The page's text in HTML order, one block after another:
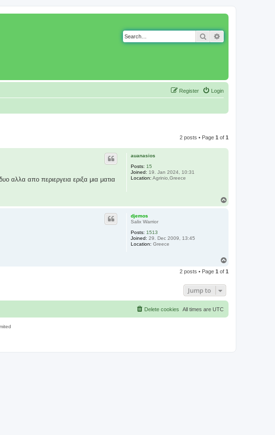
Search
Login
Register
2 posts • Page 1 of 1
auanasios
Posts: 15
Joined: 19. Jan 2024, 10:31
Location: Agrinio,Greece
αλλα απο περιεργεια εριξα μια ματια
djemos
Salix Warrior
Posts: 1513
Joined: 29. Dec 2009, 13:45
Location: Greece
p
2 posts • Page 1 of 1
Jump to
All times are UTC
Delete cookies